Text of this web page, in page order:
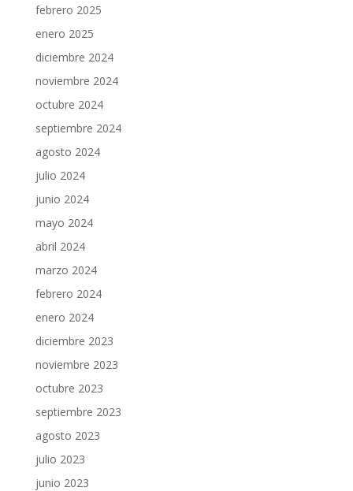
febrero 2025
enero 2025
diciembre 2024
noviembre 2024
octubre 2024
septiembre 2024
agosto 2024
julio 2024
junio 2024
mayo 2024
abril 2024
marzo 2024
febrero 2024
enero 2024
diciembre 2023
noviembre 2023
octubre 2023
septiembre 2023
agosto 2023
julio 2023
junio 2023